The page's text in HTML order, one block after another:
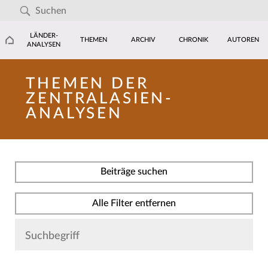
LÄNDER-
ANALYSEN
THEMEN ARCHIV CHRONIK AUTOREN
THEMEN DER
ZENTRALASIEN-
ANALYSEN
Beiträge suchen
Alle Filter entfernen